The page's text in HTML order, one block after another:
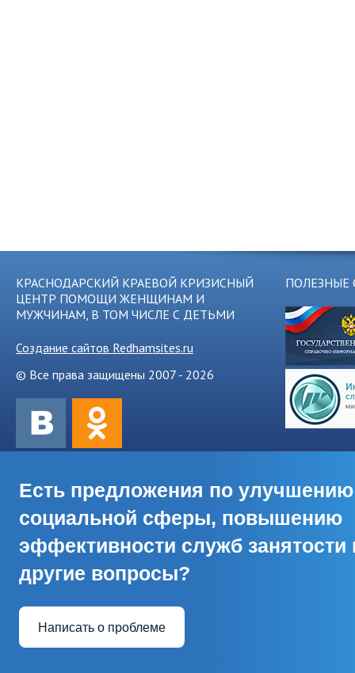
КРАСНОДАРСКИЙ КРАЕВОЙ КРИЗИСНЫЙ
ЦЕНТР ПОМОЩИ ЖЕНЩИНАМ И
МУЖЧИНАМ, В ТОМ ЧИСЛЕ С ДЕТЬМИ
Создание сайтов Redhamsites.ru
© Все права защищены 2007 - 2026
ПОЛЕЗНЫЕ
Есть предложения по улучшению
социальной сферы, повышению
эффективности служб занятости
другие вопросы?
Написать о проблеме